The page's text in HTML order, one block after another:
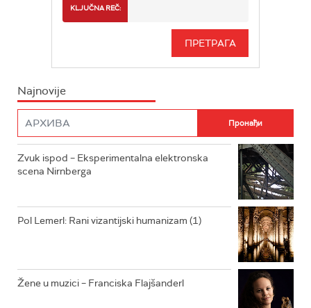
RADIO BEOGRAD 3
RADIO ROKENROLER
INFO
KLJUČNA REČ:
Najnovije
Zvuk ispod – Eksperimentalna elektronska
scena Nirnberga
Pol Lemerl: Rani vizantijski humanizam (1)
Žene u muzici – Franciska Flajšanderl